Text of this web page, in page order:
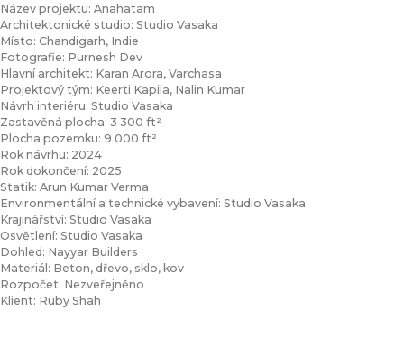
Název projektu: Anahatam
Architektonické studio: Studio Vasaka
Místo: Chandigarh, Indie
Fotografie: Purnesh Dev
Hlavní architekt: Karan Arora, Varchasa
Projektový tým: Keerti Kapila, Nalin Kumar
Návrh interiéru: Studio Vasaka
Zastavěná plocha: 3 300 ft²
Plocha pozemku: 9 000 ft²
Rok návrhu: 2024
Rok dokončení: 2025
Statik: Arun Kumar Verma
Environmentální a technické vybavení: Studio Vasaka
Krajinářství: Studio Vasaka
Osvětlení: Studio Vasaka
Dohled: Nayyar Builders
Materiál: Beton, dřevo, sklo, kov
Rozpočet: Nezveřejněno
Klient: Ruby Shah